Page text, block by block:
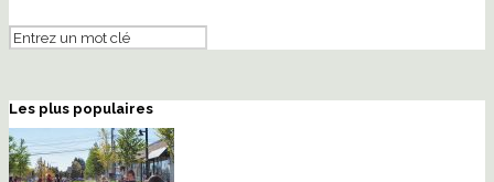
Les plus populaires